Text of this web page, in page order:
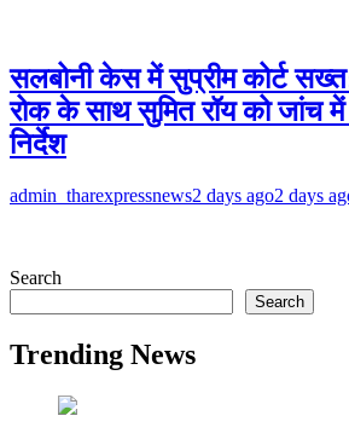
सलबोनी केस में सुप्रीम कोर्ट सख्त:
रोक के साथ सुमित रॉय को जांच
निर्देश
admin_tharexpressnews2 days ago2 days
Search
Search
Trending News